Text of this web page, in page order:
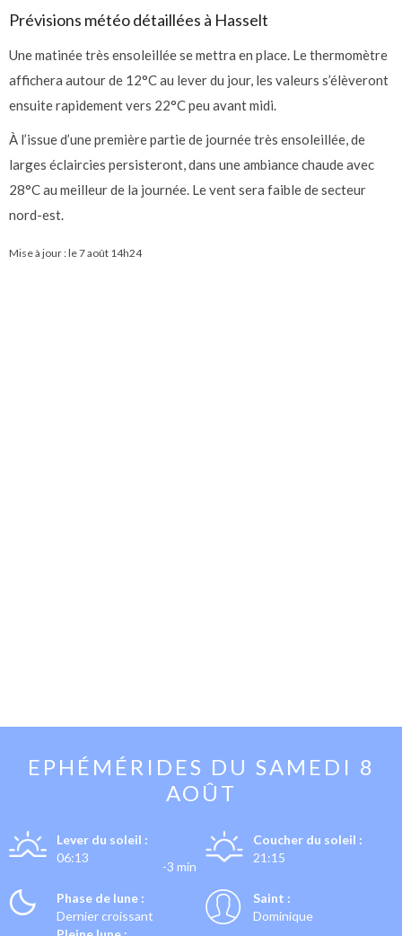
Prévisions météo détaillées à Hasselt
Une matinée très ensoleillée se mettra en place. Le thermomètre
affichera autour de 12°C au lever du jour, les valeurs s’élèveront
ensuite rapidement vers 22°C peu avant midi.
À l’issue d’une première partie de journée très ensoleillée, de
larges éclaircies persisteront, dans une ambiance chaude avec
28°C au meilleur de la journée. Le vent sera faible de secteur
nord-est.
Mise à jour : le7 août 14h24
EPHÉMÉRIDES DU SAMEDI 8
AOÛT
Lever du soleil :
06:13
-3 min
Coucher du soleil :
21:15
Phase de lune :
Dernier croissant
Saint :
Dominique